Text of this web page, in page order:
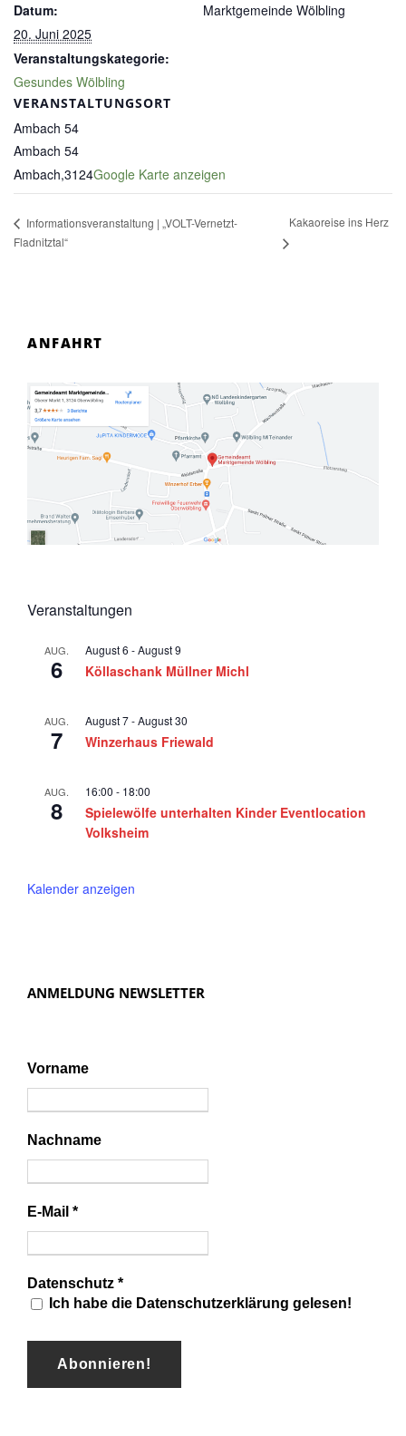
Datum:
20. Juni 2025
Veranstaltungskategorie:
Gesundes Wölbling
VERANSTALTUNGSORT
Ambach 54
Ambach 54
Ambach,3124Google Karte anzeigen
Marktgemeinde Wölbling
Informationsveranstaltung | „VOLT-Vernetzt-
Fladnitztal“
Kakaoreise ins Herz
ANFAHRT
Veranstaltungen
AUG.
6
August 6 -August 9
Köllaschank Müllner Michl
AUG.
7
August 7-August 30
Winzerhaus Friewald
AUG.
8
16:00 - 18:00
Spielewölfe unterhalten Kinder Eventlocation
Volksheim
Kalender anzeigen
ANMELDUNG NEWSLETTER
Vorname
Nachname
E-Mail *
Datenschutz *
Ich habe die Datenschutzerklärung gelesen!